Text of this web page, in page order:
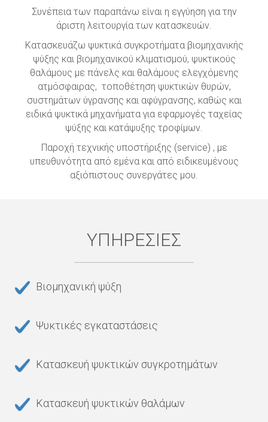
Συνέπεια των παραπάνω είναι η εγγύηση για την
άριστη λειτουργία των κατασκευών.
Κατασκευάζω ψυκτικά συγκροτήματα βιομηχανικής
ψύξης και βιομηχανικού κλιματισμού, ψυκτικούς
θαλάμους με πάνελς και θαλάμους ελεγχόμενης
ατμόσφαιρας, τοποθέτηση ψυκτικών θυρών,
συστημάτων ύγρανσης και αφύγρανσης, καθώς και
ειδικά ψυκτικά μηχανήματα για εφαρμογές ταχείας
ψύξης και κατάψυξης τροφίμων.
Παροχή τεχνικής υποστήριξης (service) , με
υπευθυνότητα από εμένα και από ειδικευμένους
αξιόπιστους συνεργάτες μου.
ΥΠΗΡΕΣΊΕΣ
Βιομηχανική ψύξη
Ψυκτικές εγκαταστάσεις
Κατασκευή ψυκτικών συγκροτημάτων
Κατασκευή ψυκτικών θαλάμων